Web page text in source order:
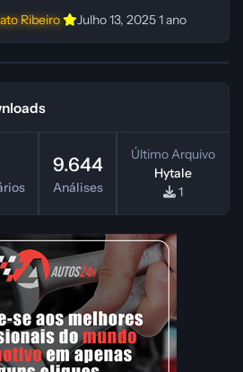
Ribeiro Julho 13, 20251 ano
9.644
Análises
Último Arquivo
Hytale
1